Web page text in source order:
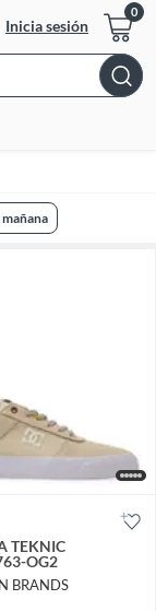
Inicia sesión
TEKNIC
OG2
BRANDS